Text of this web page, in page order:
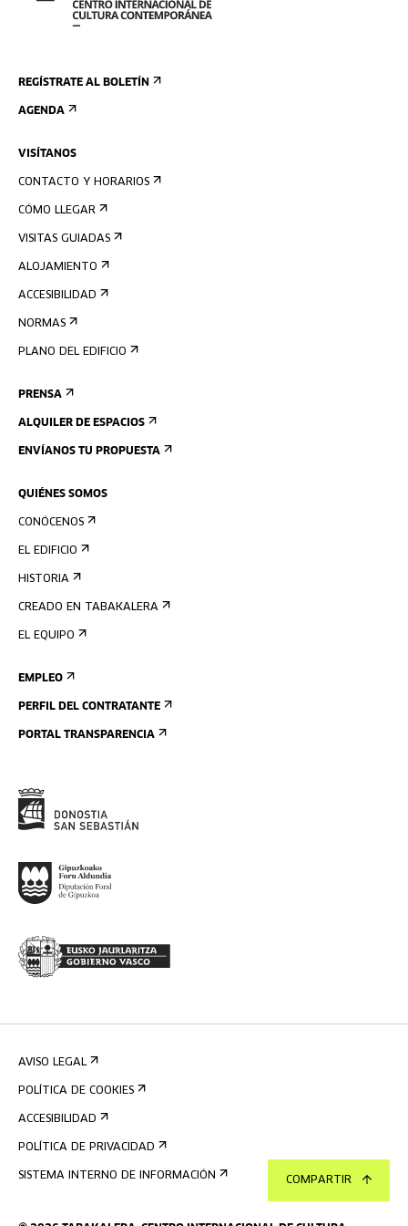
COMPARTIR
REGÍSTRATE AL BOLETÍN
AGENDA
VISÍTANOS
CONTACTO Y HORARIOS
CÓMO LLEGAR
VISITAS GUIADAS
ALOJAMIENTO
ACCESIBILIDAD
NORMAS
PLANO DEL EDIFICIO
PRENSA
ALQUILER DE ESPACIOS
ENVÍANOS TU PROPUESTA
QUIÉNES SOMOS
CONÓCENOS
EL EDIFICIO
HISTORIA
CREADO EN TABAKALERA
EL EQUIPO
EMPLEO
PERFIL DEL CONTRATANTE
PORTAL TRANSPARENCIA
AVISO LEGAL
POLÍTICA DE COOKIES
ACCESIBILIDAD
POLÍTICA DE PRIVACIDAD
SISTEMA INTERNO DE INFORMACIÓN